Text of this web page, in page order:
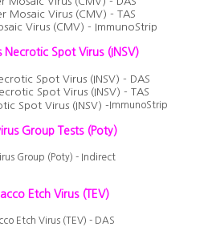
Mosaic Virus (CMV) - TAS
Virus (CMV) - ImmunoStrip
Necrotic Spot Virus (INSV)
Spot Virus (INSV) - DAS
Spot Virus (INSV) - TAS
Spot Virus (INSV) -ImmunoStrip
Group Tests (Poty)
Group (Poty) - Indirect
Etch Virus (TEV)
Etch Virus (TEV) - DAS